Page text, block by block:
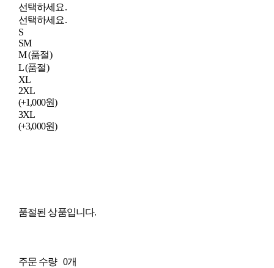
선택하세요.
선택하세요.
S
SM
M (품절)
L (품절)
XL
2XL
(+1,000원)
3XL
(+3,000원)
품절된 상품입니다.
주문 수량 0개